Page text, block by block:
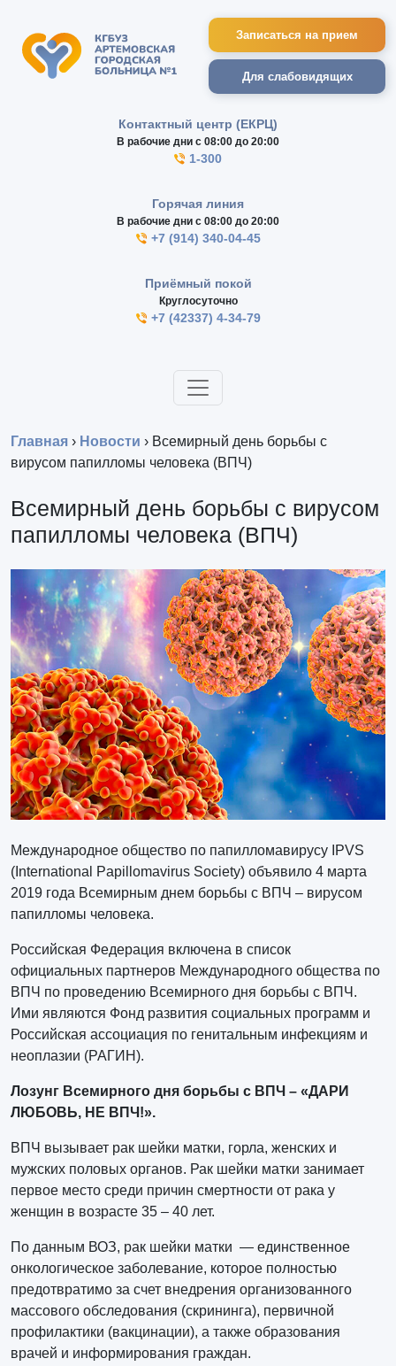
Записаться на прием
Для слабовидящих
Контактный центр (ЕКРЦ)
В рабочие дни с 08:00 до 20:00
1-300
Горячая линия
В рабочие дни с 08:00 до 20:00
+7 (914) 340-04-45
Приёмный покой
Круглосуточно
+7 (42337) 4-34-79
Главная › Новости › Всемирный день борьбы с
вирусом папилломы человека (ВПЧ)
Всемирный день борьбы с вирусом
папилломы человека (ВПЧ)
Международное общество по папилломавирусу IPVS
(International Papillomavirus Society) объявило 4 марта
2019 года Всемирным днем борьбы с ВПЧ – вирусом
папилломы человека.
Российская Федерация включена в список
официальных партнеров Международного общества по
ВПЧ по проведению Всемирного дня борьбы с ВПЧ.
Ими являются Фонд развития социальных программ и
Российская ассоциация по генитальным инфекциям и
неоплазии (РАГИН).
Лозунг Всемирного дня борьбы с ВПЧ – «ДАРИ
ЛЮБОВЬ, НЕ ВПЧ!».
ВПЧ вызывает рак шейки матки, горла, женских и
мужских половых органов. Рак шейки матки занимает
первое место среди причин смертности от рака у
женщин в возрасте 35 – 40 лет.
По данным ВОЗ, рак шейки матки — единственное
онкологическое заболевание, которое полностью
предотвратимо за счет внедрения организованного
массового обследования (скрининга), первичной
профилактики (вакцинации), а также образования
врачей и информирования граждан.